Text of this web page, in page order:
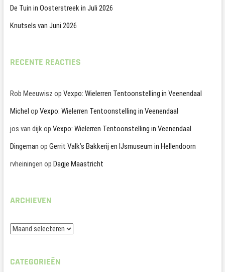
De Tuin in Oosterstreek in Juli 2026
Knutsels van Juni 2026
RECENTE REACTIES
Rob Meeuwisz op Vexpo: Wielerren Tentoonstelling in Veenendaal
Michel op Vexpo: Wielerren Tentoonstelling in Veenendaal
jos van dijkop Vexpo: Wielerren Tentoonstelling in Veenendaal
Dingeman op Gerrit Valk’s Bakkerij en IJsmuseum in Hellendoorn
rvheiningen op Dagje Maastricht
ARCHIEVEN
Archieven
CATEGORIEËN